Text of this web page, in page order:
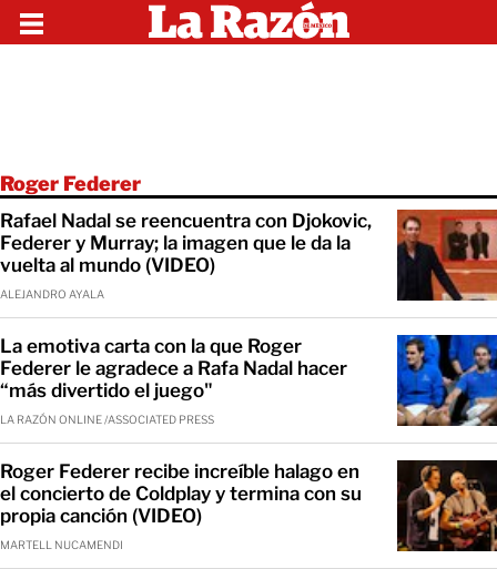
Roger Federer
Rafael Nadal se reencuentra con Djokovic,
Federer y Murray; la imagen que le da la
vuelta al mundo (VIDEO)
ALEJANDRO AYALA
La emotiva carta con la que Roger
Federer le agradece a Rafa Nadal hacer
“más divertido el juego"
LA RAZÓN ONLINE /ASSOCIATED PRESS
Roger Federer recibe increíble halago en
el concierto de Coldplay y termina con su
propia canción (VIDEO)
MARTELL NUCAMENDI